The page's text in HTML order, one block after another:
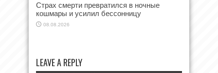
Страх смерти превратился в ночные
кошмары и усилил бессонницу
08.08.2026
LEAVE A REPLY